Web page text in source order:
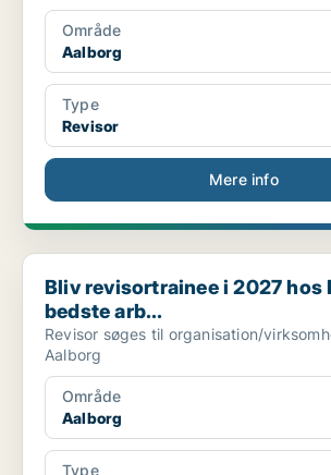
Område
Aalborg
Type
Revisor
Mere info
Bliv revisortrainee i 2027 hos Danmarks
Bliv revisortrainee i 2027 hos
bedste arb...
Revisor søges til organisation/
Aalborg
Område
Aalborg
Type